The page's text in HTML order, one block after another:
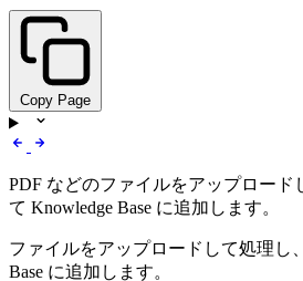
Copy Page
PDF などのファイルをアップロード
て Knowledge Base に追加します。
ファイルをアップロードして処理し
Base に追加します。